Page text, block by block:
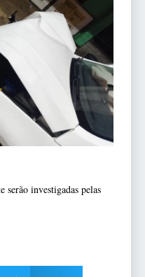
serão investigadas pelas